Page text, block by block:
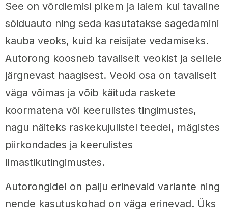
See on võrdlemisi pikem ja laiem kui tavaline
sõiduauto ning seda kasutatakse sagedamini
kauba veoks, kuid ka reisijate vedamiseks.
Autorong koosneb tavaliselt veokist ja sellele
järgnevast haagisest. Veoki osa on tavaliselt
väga võimas ja võib käituda raskete
koormatena või keerulistes tingimustes,
nagu näiteks raskekujulistel teedel, mägistes
piirkondades ja keerulistes
ilmastikutingimustes.
Autorongidel on palju erinevaid variante ning
nende kasutuskohad on väga erinevad. Üks